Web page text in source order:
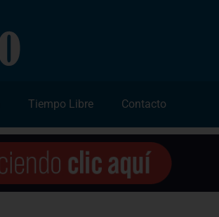
Tiempo Libre Contacto